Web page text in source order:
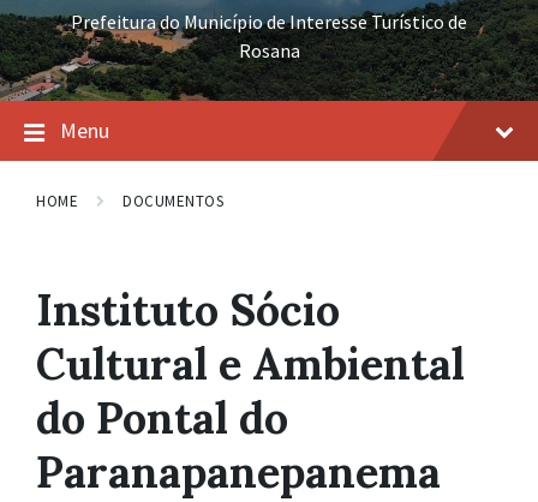
Prefeitura do Município de Interesse Turístico de
Rosana
Menu
HOME DOCUMENTOS
Instituto Sócio
Cultural e Ambiental
do Pontal do
Paranapanepanema